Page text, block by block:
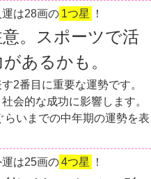
は28画の 1つ星 ！
。スポーツで活
あるかも。
2番目に重要な運勢です。
会的な成功に影響します。
らいまでの中年期の運勢を表
は25画の4つ星 ！